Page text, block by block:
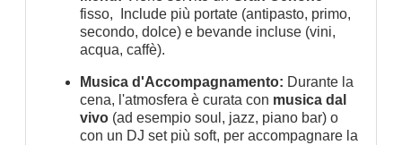
fisso, Include più portate (antipasto, primo,
secondo, dolce) e bevande incluse (vini,
acqua, caffè).
Musica d'Accompagnamento: Durante la
cena, l'atmosfera è curata con musica dal
vivo (ad esempio soul, jazz, piano bar) o
con un DJ set più soft, per accompagnare la